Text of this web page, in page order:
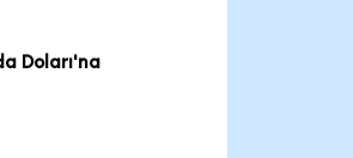
Doları'na